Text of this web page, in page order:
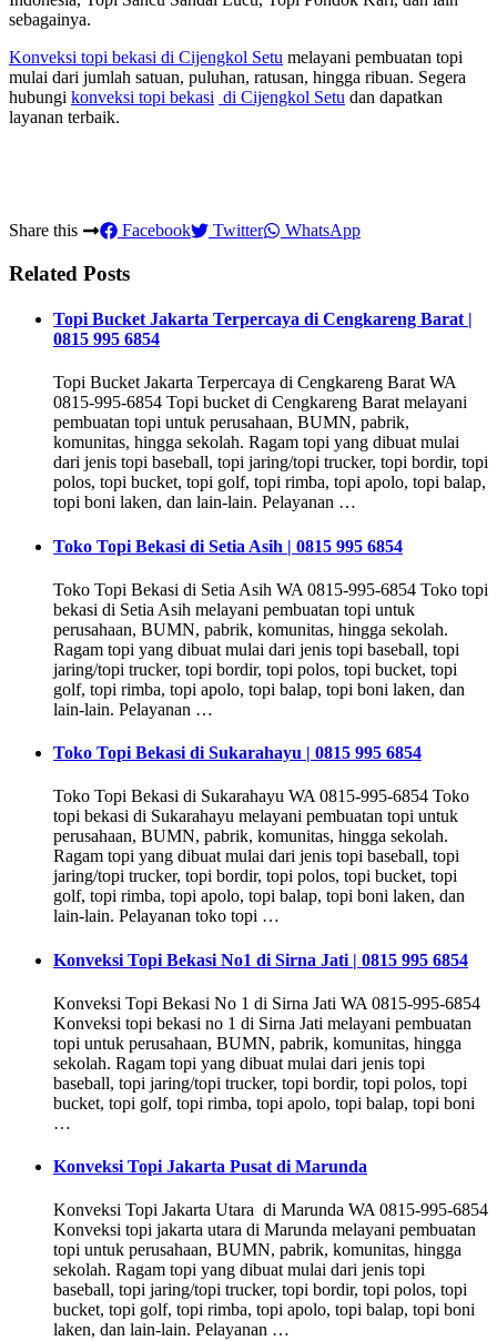
sebagainya.
Konveksi topi bekasi di Cijengkol Setu melayani pembuatan topi
mulai dari jumlah satuan, puluhan, ratusan, hingga ribuan. Segera
hubungi konveksi topi bekasi di Cijengkol Setu dan dapatkan
layanan terbaik.
Share this Facebook Twitter WhatsApp
Related Posts
Topi Bucket Jakarta Terpercaya di Cengkareng Barat |
0815 995 6854
Topi Bucket Jakarta Terpercaya di Cengkareng Barat WA
0815-995-6854 Topi bucket di Cengkareng Barat melayani
pembuatan topi untuk perusahaan, BUMN, pabrik,
komunitas, hingga sekolah. Ragam topi yang dibuat mulai
dari jenis topi baseball, topi jaring/topi trucker, topi bordir, topi
polos, topi bucket, topi golf, topi rimba, topi apolo, topi balap,
topi boni laken, dan lain-lain. Pelayanan …
Toko Topi Bekasi di Setia Asih | 0815 995 6854
Toko Topi Bekasi di Setia Asih WA 0815-995-6854 Toko topi
bekasi di Setia Asih melayani pembuatan topi untuk
perusahaan, BUMN, pabrik, komunitas, hingga sekolah.
Ragam topi yang dibuat mulai dari jenis topi baseball, topi
jaring/topi trucker, topi bordir, topi polos, topi bucket, topi
golf, topi rimba, topi apolo, topi balap, topi boni laken, dan
lain-lain. Pelayanan …
Toko Topi Bekasi di Sukarahayu | 0815 995 6854
Toko Topi Bekasi di Sukarahayu WA 0815-995-6854 Toko
topi bekasi di Sukarahayu melayani pembuatan topi untuk
perusahaan, BUMN, pabrik, komunitas, hingga sekolah.
Ragam topi yang dibuat mulai dari jenis topi baseball, topi
jaring/topi trucker, topi bordir, topi polos, topi bucket, topi
golf, topi rimba, topi apolo, topi balap, topi boni laken, dan
lain-lain. Pelayanan toko topi …
Konveksi Topi Bekasi No1 di Sirna Jati | 0815 995 6854
Konveksi Topi Bekasi No 1 di Sirna Jati WA 0815-995-6854
Konveksi topi bekasi no 1 di Sirna Jati melayani pembuatan
topi untuk perusahaan, BUMN, pabrik, komunitas, hingga
sekolah. Ragam topi yang dibuat mulai dari jenis topi
baseball, topi jaring/topi trucker, topi bordir, topi polos, topi
bucket, topi golf, topi rimba, topi apolo, topi balap, topi boni
…
Konveksi Topi Jakarta Pusat di Marunda
Konveksi Topi Jakarta Utara di Marunda WA 0815-995-6854
Konveksi topi jakarta utara di Marunda melayani pembuatan
topi untuk perusahaan, BUMN, pabrik, komunitas, hingga
sekolah. Ragam topi yang dibuat mulai dari jenis topi
baseball, topi jaring/topi trucker, topi bordir, topi polos, topi
bucket, topi golf, topi rimba, topi apolo, topi balap, topi boni
laken, dan lain-lain. Pelayanan …